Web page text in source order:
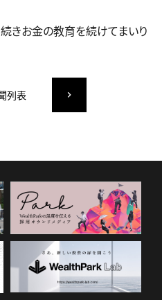
きお金の教育を続けてまいり
列表 keyboard_arrow_right